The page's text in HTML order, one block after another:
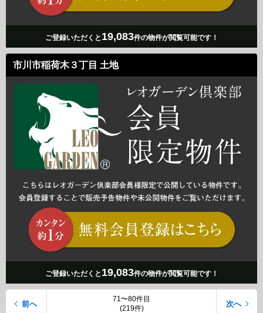
ご登録いただくと 19,083件の物件が閲覧可能です！
市川市稲荷木３丁目 土地
ご登録いただくと 19,083件の物件が閲覧可能です！
71〜80件目
(219件)
前へ 次へ